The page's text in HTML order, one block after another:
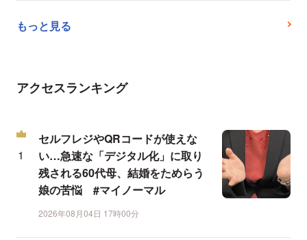
もっと見る
アクセスランキング
セルフレジやQRコードが使えな
い…急速な「デジタル化」に取り
残される60代母、結婚をためらう
娘の苦悩 #マイノーマル
2026年08月04日 17時00分